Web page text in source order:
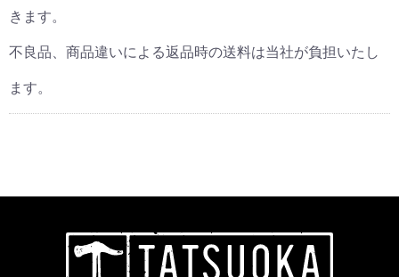
きます。
不良品、商品違いによる返品時の送料は当社が負担いたし
ます。